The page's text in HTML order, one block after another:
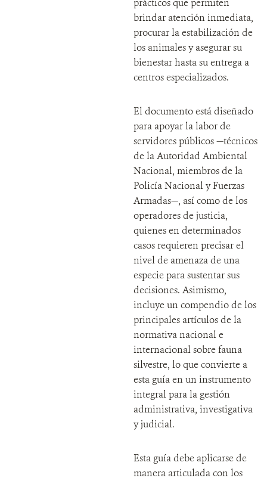
prácticos que permiten
brindar atención inmediata,
procurar la estabilización de
los animales y asegurar su
bienestar hasta su entrega a
centros especializados.
El documento está diseñado
para apoyar la labor de
servidores públicos —técnicos
de la Autoridad Ambiental
Nacional, miembros de la
Policía Nacional y Fuerzas
Armadas—, así como de los
operadores de justicia,
quienes en determinados
casos requieren precisar el
nivel de amenaza de una
especie para sustentar sus
decisiones. Asimismo,
incluye un compendio de los
principales artículos de la
normativa nacional e
internacional sobre fauna
silvestre, lo que convierte a
esta guía en un instrumento
integral para la gestión
administrativa, investigativa
y judicial.
Esta guía debe aplicarse de
manera articulada con los